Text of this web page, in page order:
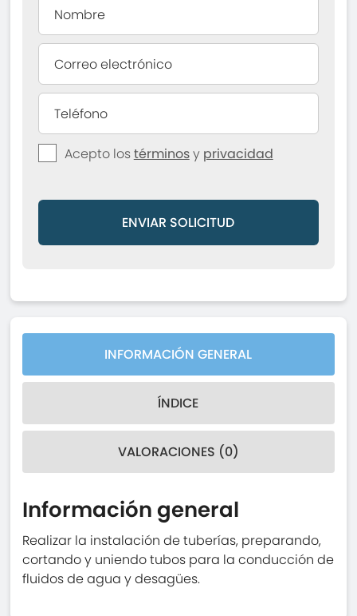
Acepto lostérminosy privacidad
ENVIAR SOLICITUD
INFORMACIÓN GENERAL
ÍNDICE
VALORACIONES (0)
Información general
Realizar la instalación de tuberías, preparando,
cortando y uniendo tubos para la conducción de
fluidos de agua y desagües.